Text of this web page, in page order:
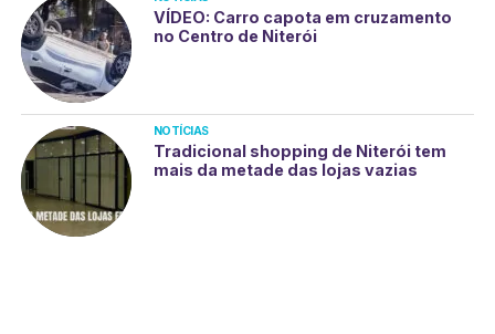
VÍDEO: Carro capota em cruzamento
no Centro de Niterói
NOTÍCIAS
Tradicional shopping de Niterói tem
mais da metade das lojas vazias